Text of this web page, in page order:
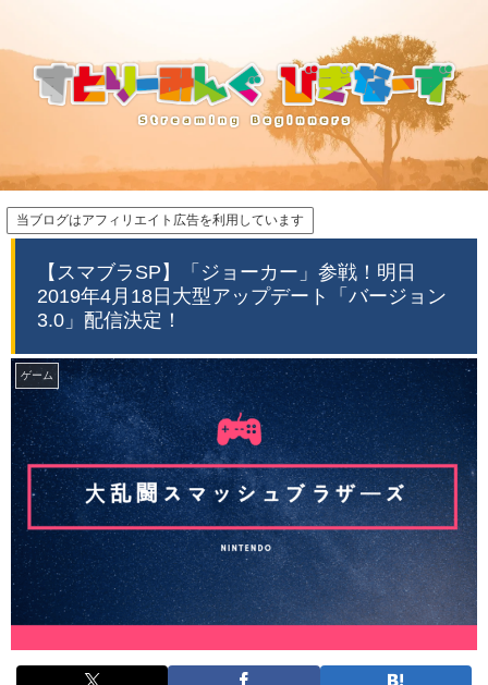
当ブログはアフィリエイト広告を利用しています
【スマブラSP】「ジョーカー」参戦！明日
2019年4月18日大型アップデート「バージョン
3.0」配信決定！
ゲーム